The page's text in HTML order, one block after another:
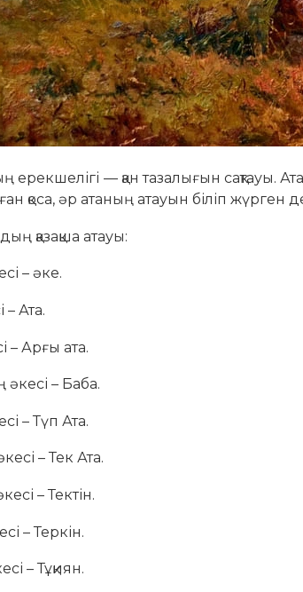
ерекшелігі — қан тазалығын сақтауы.
қоса, әр атаның атауын біліп жүрген де
қазақша атауы:
– әке.
– Ата.
– Арғы ата.
– Баба.
– Түп Ата.
– Тек Ата.
– Тектін.
– Теркін.
– Тұқиян.